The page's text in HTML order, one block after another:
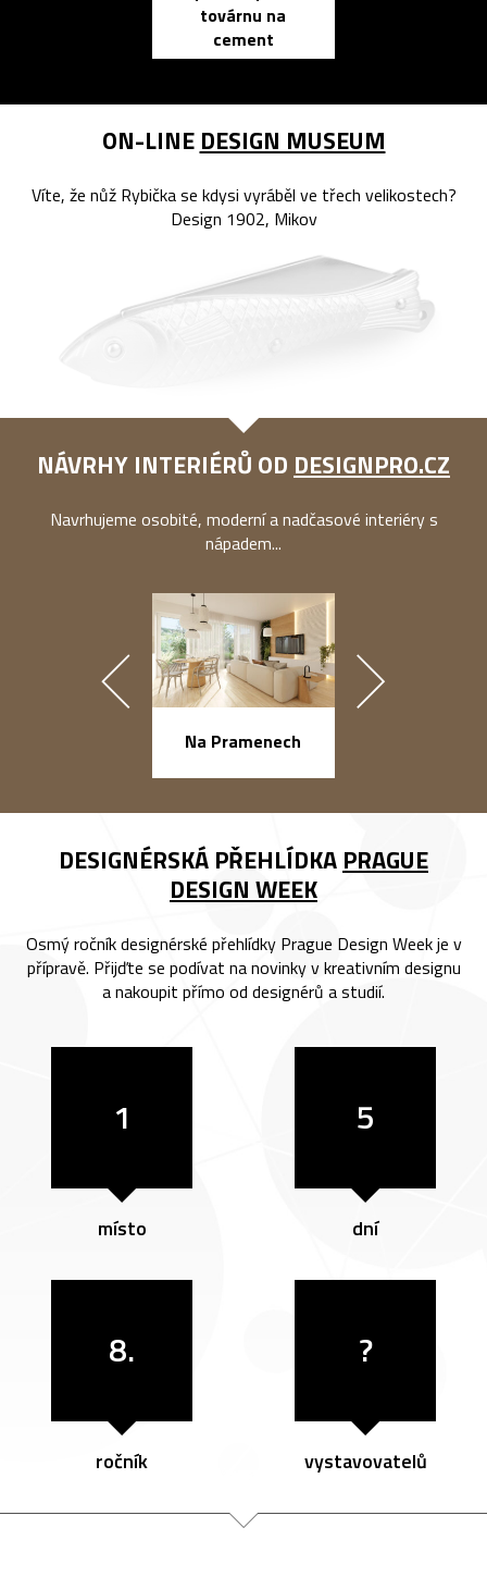
továrnu na
cement
ON-LINE DESIGN MUSEUM
Víte, že nůž Rybička se kdysi vyráběl ve třech velikostech?
Design 1902, Mikov
NÁVRHY INTERIÉRŮ OD DESIGNPRO.CZ
Navrhujeme osobité, moderní a nadčasové interiéry s
nápadem...
Na Pramenech
DESIGNÉRSKÁ PŘEHLÍDKA PRAGUE
DESIGN WEEK
Osmý ročník designérské přehlídky Prague Design Week je v
přípravě. Přijďte se podívat na novinky v kreativním designu
a nakoupit přímo od designérů a studií.
1
místo
5
dní
8.
ročník
?
vystavovatelů